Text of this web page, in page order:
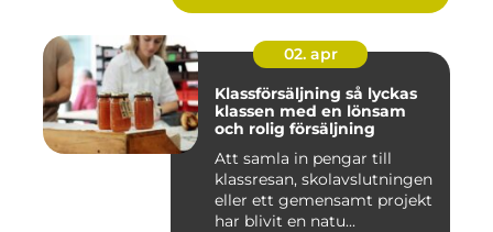
02. apr
Klassförsäljning så lyckas
klassen med en lönsam
och rolig försäljning
Att samla in pengar till
klassresan, skolavslutningen
eller ett gemensamt projekt
har blivit en natu...